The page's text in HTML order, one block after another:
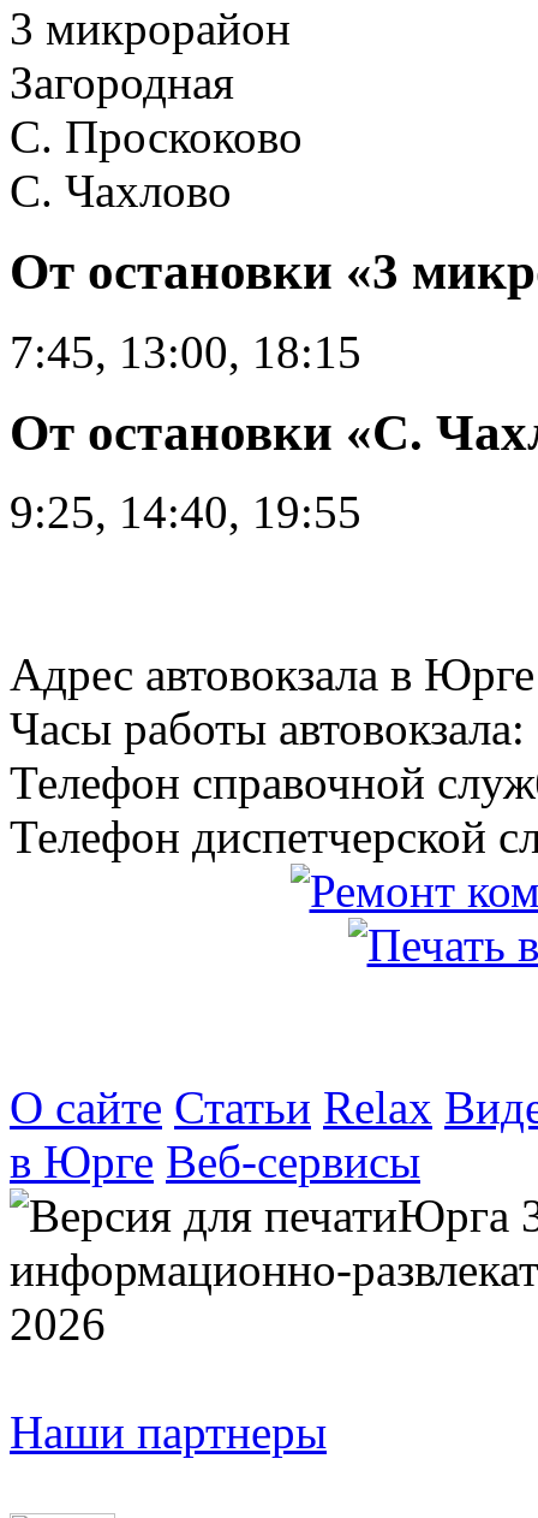
3 микрорайон
Загородная
С. Проскоково
С. Чахлово
От остановки «3
7:45, 13:00, 18:15
От остановки «С.
9:25, 14:40, 19:55
Адрес автовокзала в
Часы работы
Телефон справочной
Телефон диспетчерской
О сайте Статьи Relax
в Юрге Веб-сервисы
Юрга
информационно-
2026
Наши партнеры